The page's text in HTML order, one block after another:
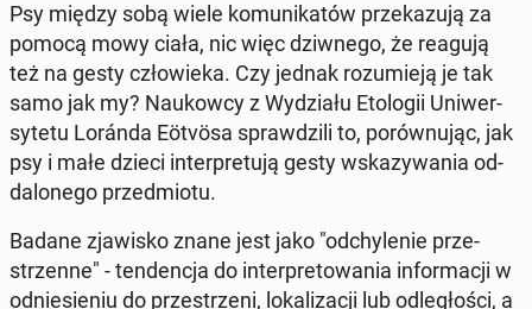
Psy między sobą wiele ko­mu­ni­ka­tów prze­ka­zu­ją za
pomocą mowy ciała, nic więc dziw­ne­go, że reagują
też na gesty czło­wie­ka. Czy jednak ro­zu­mie­ją je tak
samo jak my? Na­ukow­cy z Wy­dzia­łu Eto­lo­gii Uni­wer­
sy­te­tu Loránda Eötvösa spraw­dzi­li to, po­rów­nu­jąc, jak
psy i małe dzieci in­ter­pre­tu­ją gesty wska­zy­wa­nia od­
da­lo­ne­go przed­mio­tu.
Badane zja­wi­sko znane jest jako "od­chy­le­nie prze­
strzen­ne" - ten­den­cja do in­ter­pre­to­wa­nia in­for­ma­cji w
od­nie­sie­niu do prze­strze­ni, lo­ka­li­za­cji lub od­le­gło­ści, a